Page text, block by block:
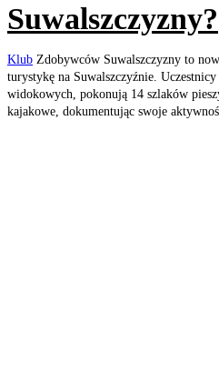
Suwalszczyzny?
Klub Zdobywców Suwalszczyzny to
turystykę na Suwalszczyźnie.
widokowych, pokonują 14 szlaków
kajakowe, dokumentując swoje